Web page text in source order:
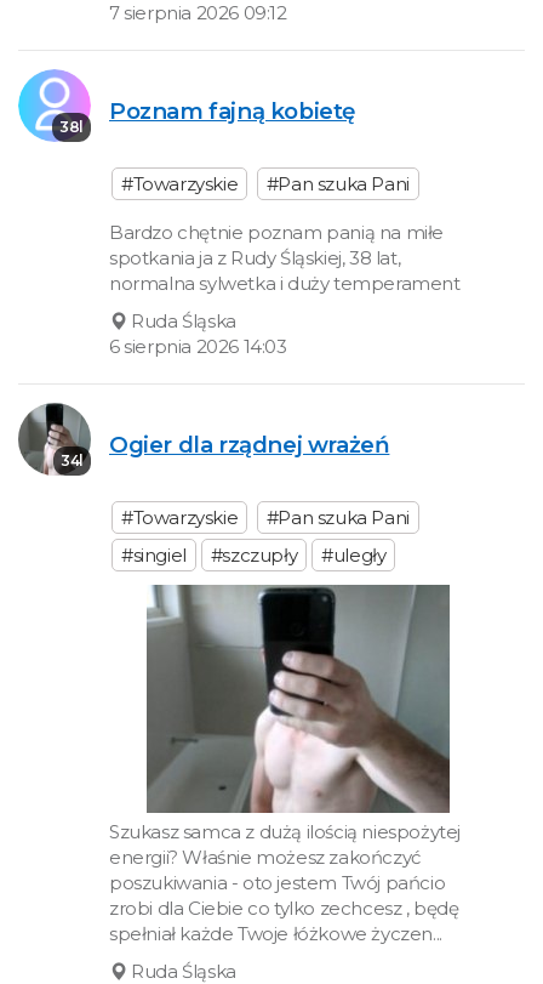
7 sierpnia 2026 09:12
38l
Poznam fajną kobietę
#Towarzyskie #Pan szuka Pani
Bardzo chętnie poznam panią na miłe
spotkania ja z Rudy Śląskiej, 38 lat,
normalna sylwetka i duży temperament
Ruda Śląska
6 sierpnia 2026 14:03
34l
Ogier dla rządnej wrażeń
#Towarzyskie
#Pan szuka Pani
#singiel
#szczupły #uległy
Szukasz samca z dużą ilością niespożytej
energii? Właśnie możesz zakończyć
poszukiwania - oto jestem Twój pańcio
zrobi dla Ciebie co tylko zechcesz , będę
spełniał każde Twoje łóżkowe życzen...
Ruda Śląska